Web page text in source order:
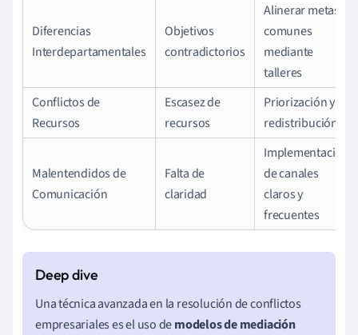
Diferencias
Interdepartamentales
Objetivos
contradictorios
Alinerar metas
comunes
mediante
talleres
Conflictos de
Recursos
Escasez de
recursos
Priorización y
redistribución
Malentendidos de
Comunicación
Falta de
claridad
Implementación
de canales
claros y
frecuentes
Una técnica avanzada en la resolución de conflictos
empresariales es el uso demodelos de mediación